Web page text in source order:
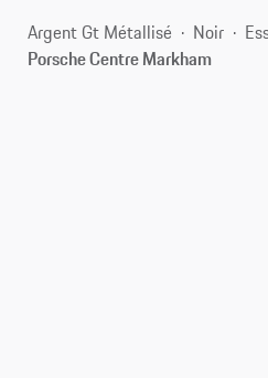
Argent Gt Métallisé Noir
Porsche Centre Markham